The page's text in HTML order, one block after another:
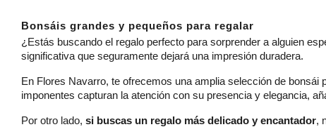
Bonsáis grandes y pequeños para regalar
¿Estás buscando el regalo perfecto para sorprender a alguien
significativa que seguramente dejará una impresión duradera.
En Flores Navarro, te ofrecemos una amplia selección de bonsái
imponentes capturan la atención con su presencia y elegancia,
Por otro lado, si buscas un regalo más delicado y encantador,